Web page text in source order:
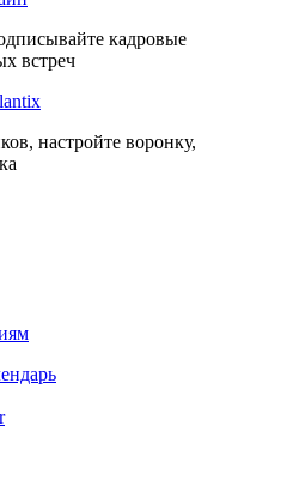
кадровые
встреч
настройте воронку,